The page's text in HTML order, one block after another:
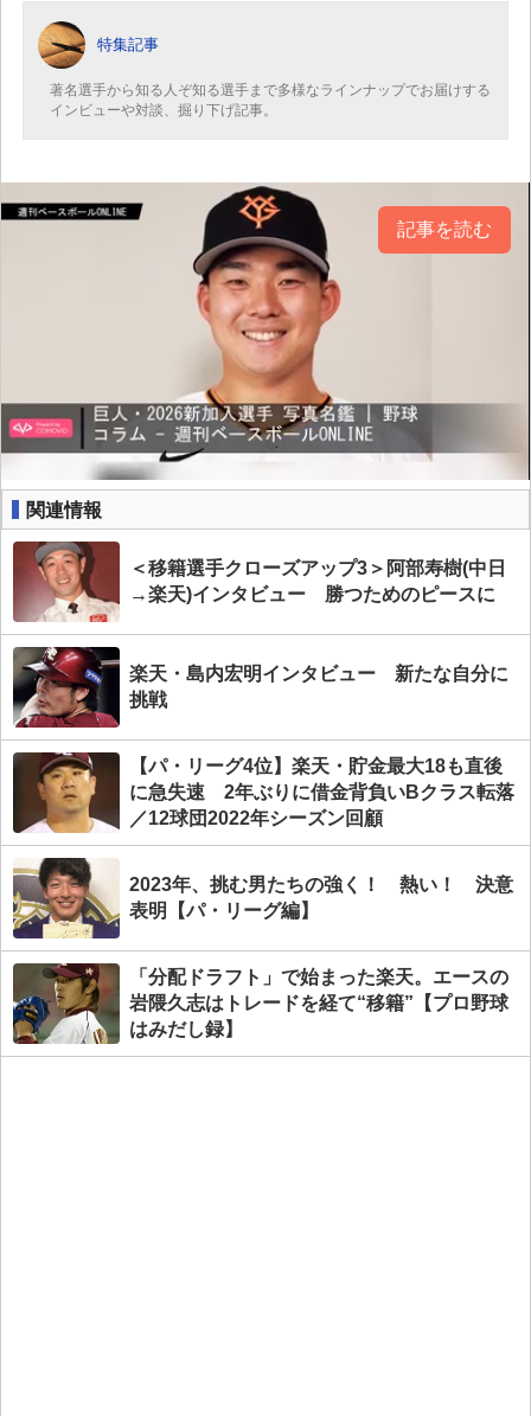
特集記事
著名選手から知る人ぞ知る選手まで多様なラインナップでお届けする
インビューや対談、掘り下げ記事。
記事を読む
関連情報
＜移籍選手クローズアップ3＞阿部寿樹(中日
→楽天)インタビュー 勝つためのピースに
楽天・島内宏明インタビュー 新たな自分に
挑戦
【パ・リーグ4位】楽天・貯金最大18も直後
に急失速 2年ぶりに借金背負いBクラス転落
／12球団2022年シーズン回顧
2023年、挑む男たちの強く！ 熱い！ 決意
表明【パ・リーグ編】
「分配ドラフト」で始まった楽天。エースの
岩隈久志はトレードを経て“移籍”【プロ野球
はみだし録】